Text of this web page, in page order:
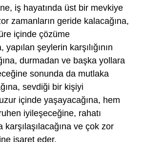
iş hayatında üst bir mevkiye
zamanların geride kalacağına,
içinde çözüme
yapılan şeylerin karşılığının
durmadan ve başka yollara
sonunda da mutlaka
sevdiği bir kişiyi
içinde yaşayacağına, hem
iyileşeceğine, rahatı
karşılaşılacağına ve çok zor
işaret eder.